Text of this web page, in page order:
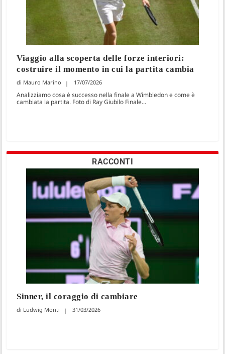
Viaggio alla scoperta delle forze interiori:
costruire il momento in cui la partita cambia
Mauro Marino 17/07/2026
Analizziamo cosa è successo nella finale a Wimbledon e come è
cambiata la partita. Foto di Ray Giubilo Finale...
RACCONTI
Sinner, il coraggio di cambiare
Ludwig Monti 31/03/2026